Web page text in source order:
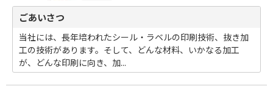
ごあいさつ
当社には、長年培われたシール・ラベルの印刷技術、抜き加
工の技術があります。そして、どんな材料、いかなる加工
が、どんな印刷に向き、加...